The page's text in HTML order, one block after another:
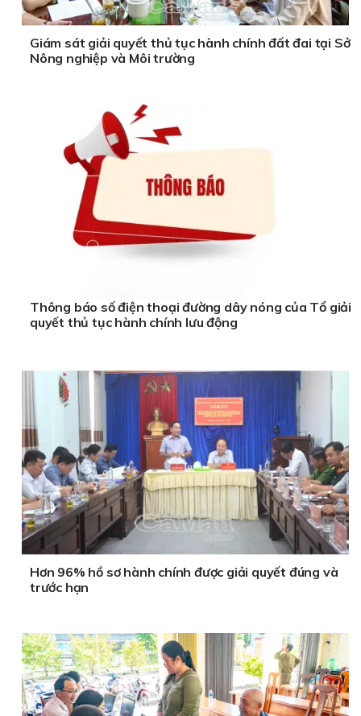
Giám sát giải quyết thủ tục hành chính đất đai tại Sở
Nông nghiệp và Môi trường
Thông báo số điện thoại đường dây nóng của Tổ giải
quyết thủ tục hành chính lưu động
Hơn 96% hồ sơ hành chính được giải quyết đúng và
trước hạn